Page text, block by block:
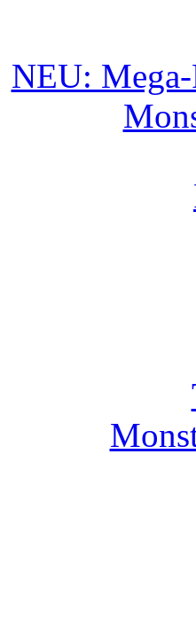
NEU: